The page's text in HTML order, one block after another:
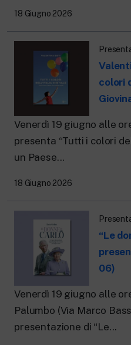
18 Giugno 2026
colori
Venerdì 19 giugno alle
presenta “Tutti i colori
un Paese...
18 Giugno 2026
“Le
06)
Venerdì 19 giugno alle
Palumbo (Via Marco
presentazione di “Le...